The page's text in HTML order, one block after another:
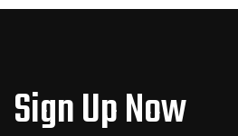
Sign Up Now